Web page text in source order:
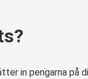
in pengarna på